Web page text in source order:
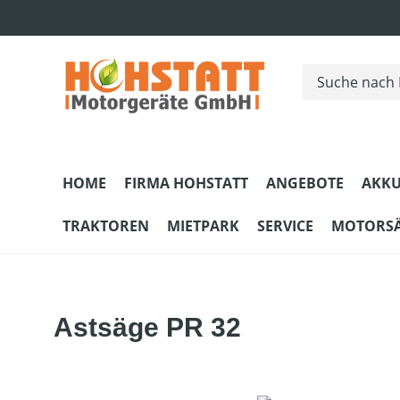
HOME FIRMA HOHSTATT ANGEBOTE
TRAKTOREN MIETPARK SERVICE
Astsäge PR 32